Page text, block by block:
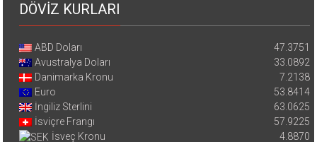
DÖVİZ KURLARI
ABD Doları
47.3751
Avustralya Doları
33.0892
Danimarka Kronu
7.2138
Euro
53.8414
İngiliz Sterlini
63.0625
İsviçre Frangı
57.9225
İsveç Kronu
4.8870